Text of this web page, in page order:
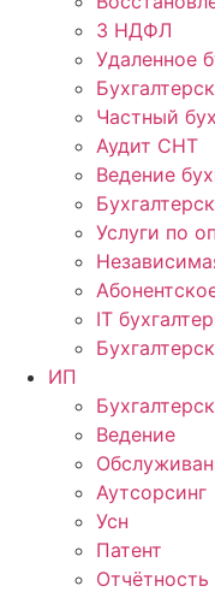
3 НДФЛ
Удаленное
Частный
Аудит СНТ
Ведение
Услуги по
IT
ИП
Ведение
Аутсорсинг
Усн
Патент
Отчётность